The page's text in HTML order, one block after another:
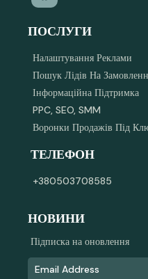
ПОСЛУГИ
Налаштування Реклами
Пошук Лідів На
Інформаційна Підтримка
PPC, SEO, SMM
Воронки Продажів Під
ТЕЛЕФОН
+380503708585
НОВИНИ
Підписка на оновлення